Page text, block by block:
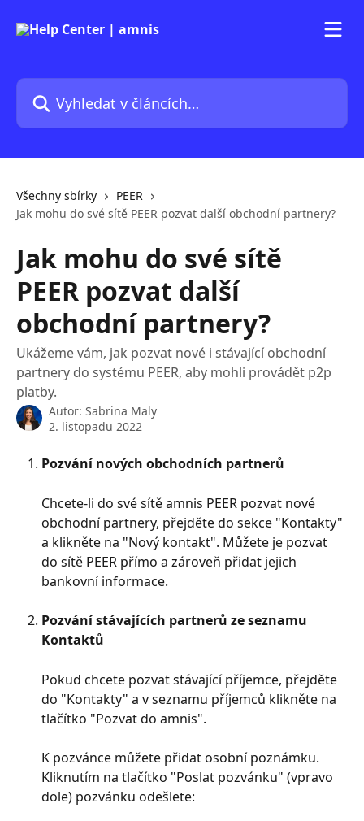
Vyhledat v článcích…
Všechny sbírky
PEER
Jak mohu do své sítě PEER pozvat další obchodní partnery?
Jak mohu do své sítě
PEER pozvat další
obchodní partnery?
Ukážeme vám, jak pozvat nové i stávající obchodní
partnery do systému PEER, aby mohli provádět p2p
platby.
Autor: Sabrina Maly
2. listopadu 2022
Pozvání nových obchodních partnerů
Chcete-li do své sítě amnis PEER pozvat nové
obchodní partnery, přejděte do sekce "Kontakty"
a klikněte na "Nový kontakt". Můžete je pozvat
do sítě PEER přímo a zároveň přidat jejich
bankovní informace.
Pozvání stávajících partnerů ze seznamu
Kontaktů
Pokud chcete pozvat stávající příjemce, přejděte
do "Kontakty" a v seznamu příjemců klikněte na
tlačítko "Pozvat do amnis".
K pozvánce můžete přidat osobní poznámku.
Kliknutím na tlačítko "Poslat pozvánku" (vpravo
dole) pozvánku odešlete: